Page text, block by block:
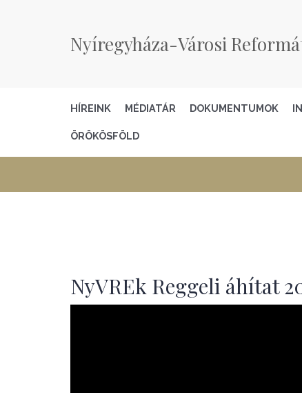
Nyíregyháza-Városi
HÍREINK MÉDIATÁR DOKUMENTUMOK
ÖRÖKÖSFÖLD
NyVREk Reggeli áhítat